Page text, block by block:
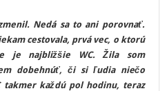
Nedá sa to ani porovnať.
cestovala, prvá vec, o ktorú
je najbližšie WC. Žila som
dobehnúť, či si ľudia niečo
takmer každú pol hodinu, teraz